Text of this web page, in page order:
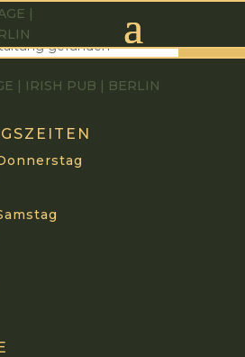
Tasting
gefunden